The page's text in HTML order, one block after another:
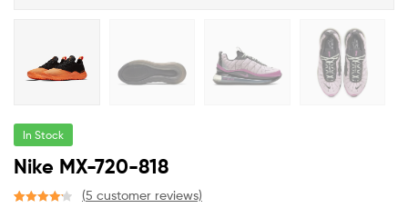
In Stock
Nike MX-720-818
(5 customer reviews)